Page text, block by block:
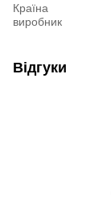
Країна
виробник
Відгуки